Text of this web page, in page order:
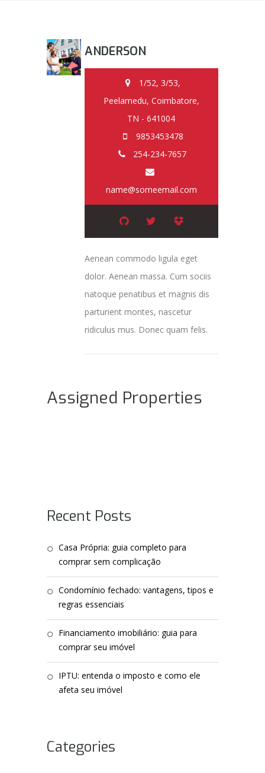
ANDERSON
1/52, 3/53,
Peelamedu, Coimbatore,
TN - 641004
9853453478
254-234-7657
name@someemail.com
Aenean commodo ligula eget
dolor. Aenean massa. Cum sociis
natoque penatibus et magnis dis
parturient montes, nascetur
ridiculus mus. Donec quam felis.
Assigned Properties
Recent Posts
Casa Própria: guia completo para
comprar sem complicação
Condomínio fechado: vantagens, tipos e
regras essenciais
Financiamento imobiliário: guia para
comprar seu imóvel
IPTU: entenda o imposto e como ele
afeta seu imóvel
Categories